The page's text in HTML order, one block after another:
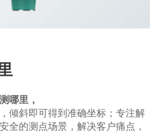
哪里，
倾斜即可得到准确坐标；专注解
全的测点场景，解决客户痛点，